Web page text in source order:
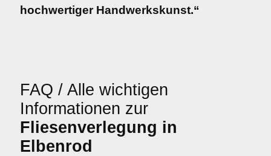
hochwertiger Handwerkskunst.“
FAQ / Alle wichtigen
Informationen zur
Fliesenverlegung in
Elbenrod